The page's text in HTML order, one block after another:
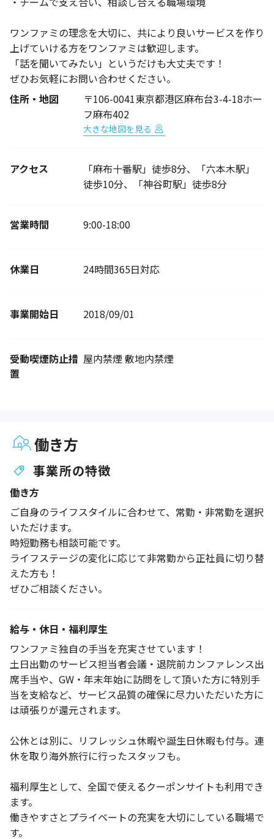
ワンファミの理念を大切に、共により良いサービスを作り
上げていける方をワンファミは歓迎します。
「話を聞いてみたい」というだけも大丈夫です！
ぜひお気軽にお問い合わせください。
住所・地図
〒106-0041東京都港区麻布台3-4-18ホー
フ麻布402
大きな地図を見る
アクセス
「麻布十番駅」徒歩8分、「六本木駅」
徒歩10分、「神谷町駅」徒歩8分
営業時間 9:00-18:00
休業日 24時間365日対応
事業開始日 2018/09/01
受動喫煙防止措
置
屋内禁煙 敷地内禁煙
働き方
事業所の特徴
働き方
ご自身のライフスタイルに合わせて、常勤・非常勤を選択
いただけます。
時短勤務も相談可能です。
ライフステージの変化に応じて非常勤から正社員に切り替
えた方も！
ぜひご相談ください。
給与・休日・福利厚生
ワンファミ独自の手当を充実させています！
土日出勤のサービス担当者会議・退院前カンファレンス出
席手当や、GW・年末年始に訪問をして頂いた方に特別手
当を支給など、サービス品質の確保に尽力いただいた方に
は頑張りが還元されます。
公休とは別に、リフレッシュ休暇や誕生日休暇も付与。連
休を取り海外旅行に行ったスタッフも。
福利厚生として、全国で使えるクーポンサイトも利用でき
ます。
働きやすさとプライベートの充実を大切にしている職場で
す。